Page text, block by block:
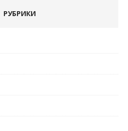
РУБРИКИ